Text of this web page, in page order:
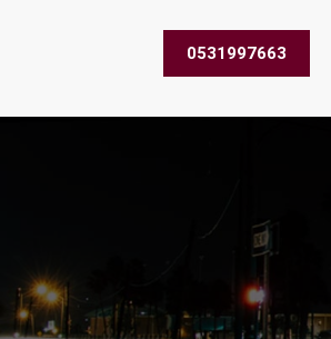
المملكة العربية السعودية
0531997663